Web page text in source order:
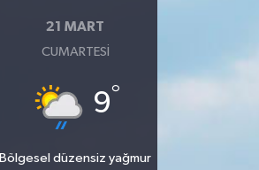
21 MART
CUMARTESI
9°
Bölgesel düzensiz yağmur